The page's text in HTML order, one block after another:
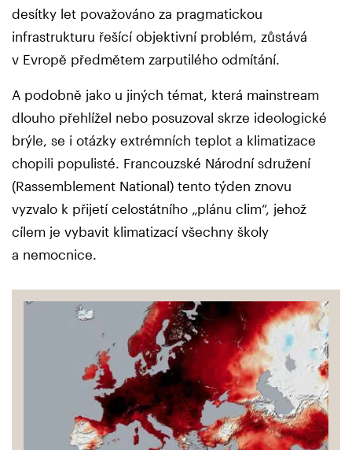
desítky let považováno za pragmatickou
infrastrukturu řešící objektivní problém, zůstává
v Evropě předmětem zarputilého odmítání.
A podobně jako u jiných témat, která mainstream
dlouho přehlížel nebo posuzoval skrze ideologické
brýle, se i otázky extrémních teplot a klimatizace
chopili populisté. Francouzské Národní sdružení
(Rassemblement National) tento týden znovu
vyzvalo k přijetí celostátního „plánu clim“, jehož
cílem je vybavit klimatizací všechny školy
a nemocnice.